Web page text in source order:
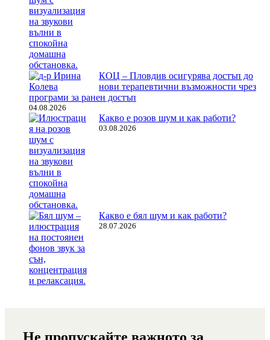
КОЦ – Пловдив осигурява достъп до
нови терапевтични възможности чрез
програми за ранен достъп
04.08.2026
Какво е розов шум и как работи?
03.08.2026
Какво е бял шум и как работи?
28.07.2026